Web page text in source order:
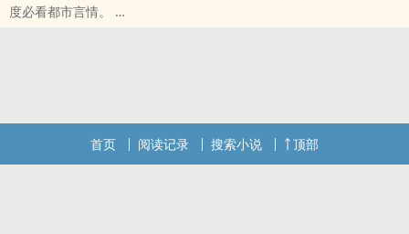
度必看都市言情。
首页 阅读记录 搜索小说 顶部